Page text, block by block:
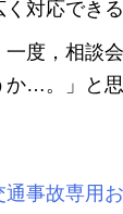
対応できる
度，相談
…。」と
通事故専用